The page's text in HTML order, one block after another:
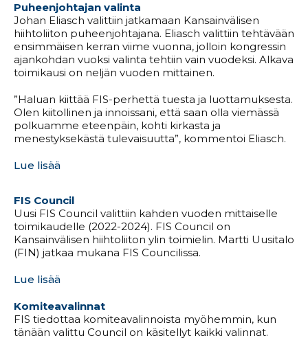
Puheenjohtajan valinta
Johan Eliasch valittiin jatkamaan Kansainvälisen
hiihtoliiton puheenjohtajana. Eliasch valittiin tehtävään
ensimmäisen kerran viime vuonna, jolloin kongressin
ajankohdan vuoksi valinta tehtiin vain vuodeksi. Alkava
toimikausi on neljän vuoden mittainen.
”Haluan kiittää FIS-perhettä tuesta ja luottamuksesta.
Olen kiitollinen ja innoissani, että saan olla viemässä
polkuamme eteenpäin, kohti kirkasta ja
menestyksekästä tulevaisuutta”, kommentoi Eliasch.
Lue lisää
FIS Council
Uusi FIS Council valittiin kahden vuoden mittaiselle
toimikaudelle (2022-2024). FIS Council on
Kansainvälisen hiihtoliiton ylin toimielin. Martti Uusitalo
(FIN) jatkaa mukana FIS Councilissa.
Lue lisää
Komiteavalinnat
FIS tiedottaa komiteavalinnoista myöhemmin, kun
tänään valittu Council on käsitellyt kaikki valinnat.